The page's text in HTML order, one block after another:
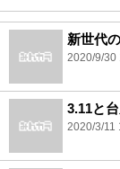
新世代
2020/9/30
3.11と
2020/3/11